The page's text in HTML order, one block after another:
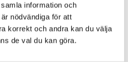
information och
nödvändiga för att
korrekt och andra kan du välja
de val du kan göra.
från kl. 17-19 på
och ungdomar till en
gymnasievalet2019. Drop-in-